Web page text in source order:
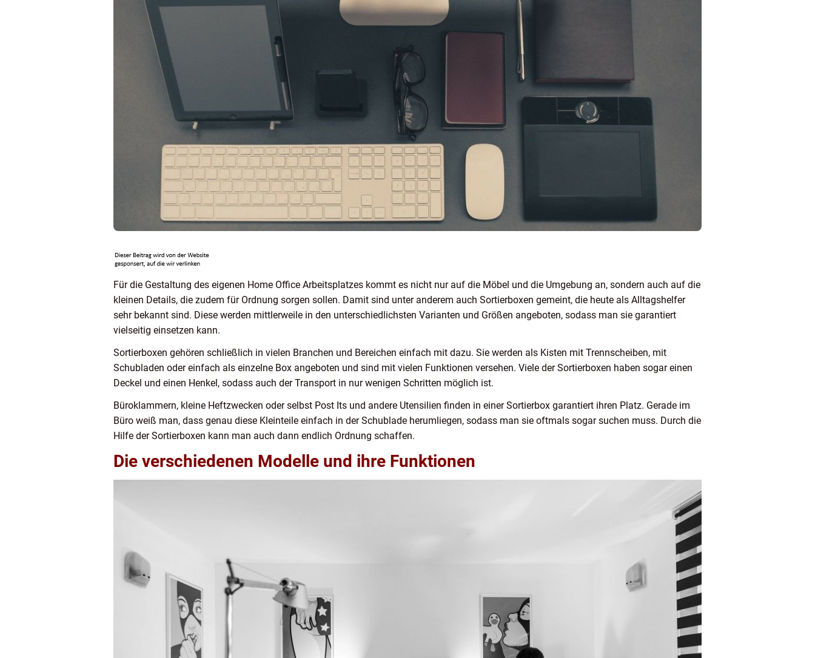
Für die Gestaltung des eigenen Home Office Arbeitsplatzes kommt es nicht nur auf die Möbel und die Umgebung an, sondern auch auf die
kleinen Details, die zudem für Ordnung sorgen sollen. Damit sind unter anderem auch Sortierboxen gemeint, die heute als Alltagshelfer
sehr bekannt sind. Diese werden mittlerweile in den unterschiedlichsten Varianten und Größen angeboten, sodass man sie garantiert
vielseitig einsetzen kann.
Sortierboxen gehören schließlich in vielen Branchen und Bereichen einfach mit dazu. Sie werden als Kisten mit Trennscheiben, mit
Schubladen oder einfach als einzelne Box angeboten und sind mit vielen Funktionen versehen. Viele der Sortierboxen haben sogar einen
Deckel und einen Henkel, sodass auch der Transport in nur wenigen Schritten möglich ist.
Büroklammern, kleine Heftzwecken oder selbst Post Its und andere Utensilien finden in einer Sortierbox garantiert ihren Platz. Gerade im
Büro weiß man, dass genau diese Kleinteile einfach in der Schublade herumliegen, sodass man sie oftmals sogar suchen muss. Durch die
Hilfe der Sortierboxen kann man auch dann endlich Ordnung schaffen.
Die verschiedenen Modelle und ihre Funktionen